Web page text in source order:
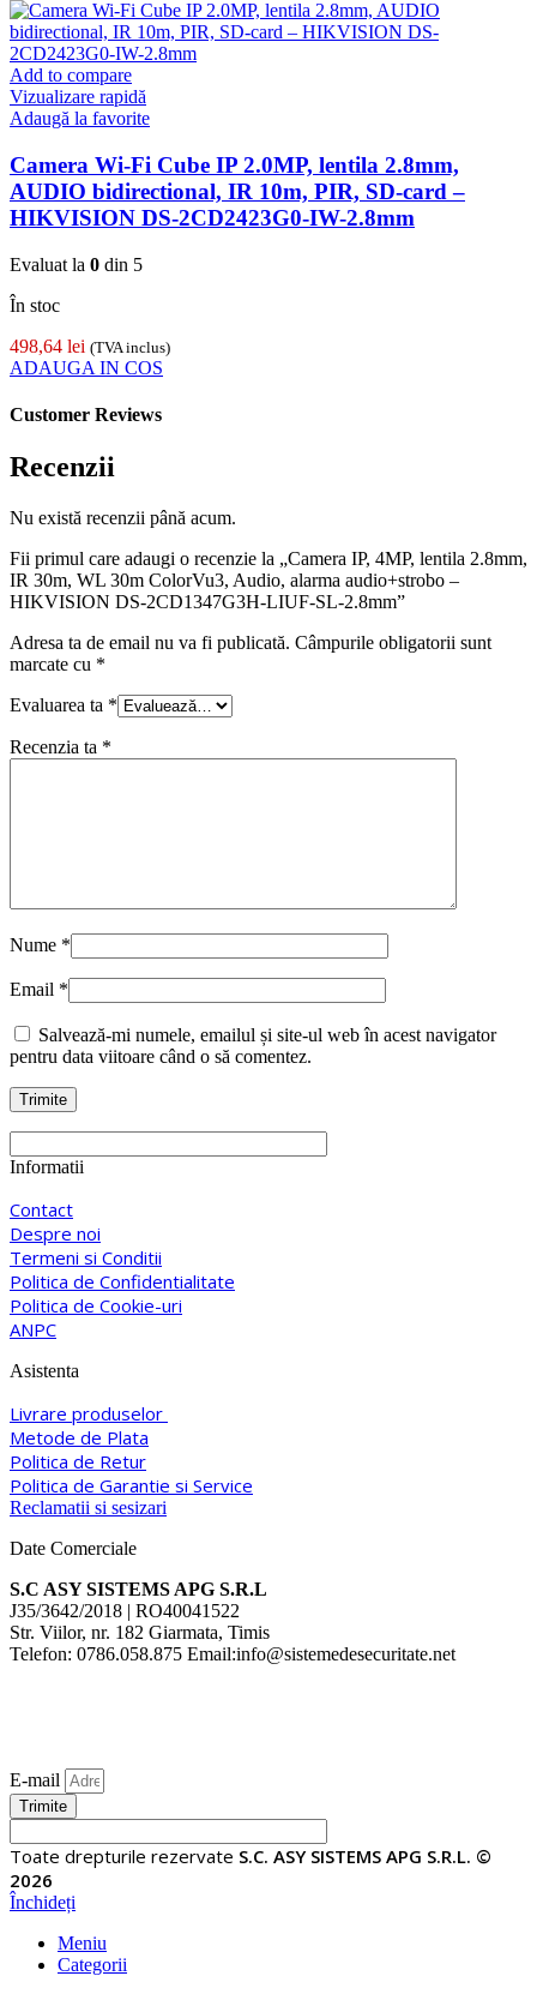
Add to compare
Vizualizare rapidă
Adaugă la favorite
Camera Wi-Fi Cube IP 2.0MP, lentila 2.8mm,
AUDIO bidirectional, IR 10m, PIR, SD-card –
HIKVISION DS-2CD2423G0-IW-2.8mm
Evaluat la 0 din 5
În stoc
498,64 lei (TVA inclus)
ADAUGA IN COS
Customer Reviews
Recenzii
Nu există recenzii până acum.
Fii primul care adaugi o recenzie la „Camera IP, 4MP, lentila 2.8mm,
IR 30m, WL 30m ColorVu3, Audio, alarma audio+strobo –
HIKVISION DS-2CD1347G3H-LIUF-SL-2.8mm”
Adresa ta de email nu va fi publicată. Câmpurile obligatorii sunt
marcate cu *
Evaluarea ta *
Recenzia ta *
Nume *
Email *
Salvează-mi numele, emailul și site-ul web în acest navigator
pentru data viitoare când o să comentez.
Informatii
Contact
Despre noi
Termeni si Conditii
Politica de Confidentialitate
Politica de Cookie-uri
ANPC
Asistenta
Livrare produselor
Metode de Plata
Politica de Retur
Politica de Garantie si Service
Reclamatii si sesizari
Date Comerciale
S.C ASY SISTEMS APG S.R.L
J35/3642/2018 | RO40041522
Str. Viilor, nr. 182 Giarmata, Timis
Telefon: 0786.058.875 Email:info@sistemedesecuritate.net
E-mail
Trimite
Toate drepturile rezervate S.C. ASY SISTEMS APG S.R.L. ©
2026
Închideți
Meniu
Categorii